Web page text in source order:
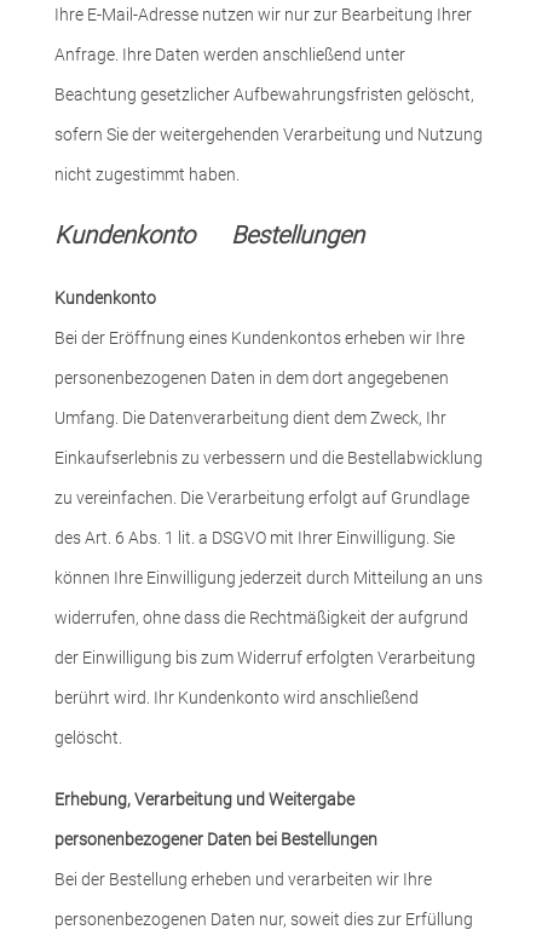
Ihre E-Mail-Adresse nutzen wir nur zur Bearbeitung Ihrer
Anfrage. Ihre Daten werden anschließend unter
Beachtung gesetzlicher Aufbewahrungsfristen gelöscht,
sofern Sie der weitergehenden Verarbeitung und Nutzung
nicht zugestimmt haben.
Kundenkonto Bestellungen
Kundenkonto
Bei der Eröffnung eines Kundenkontos erheben wir Ihre
personenbezogenen Daten in dem dort angegebenen
Umfang. Die Datenverarbeitung dient dem Zweck, Ihr
Einkaufserlebnis zu verbessern und die Bestellabwicklung
zu vereinfachen. Die Verarbeitung erfolgt auf Grundlage
des Art. 6 Abs. 1 lit. a DSGVO mit Ihrer Einwilligung. Sie
können Ihre Einwilligung jederzeit durch Mitteilung an uns
widerrufen, ohne dass die Rechtmäßigkeit der aufgrund
der Einwilligung bis zum Widerruf erfolgten Verarbeitung
berührt wird. Ihr Kundenkonto wird anschließend
gelöscht.
Erhebung, Verarbeitung und Weitergabe
personenbezogener Daten bei Bestellungen
Bei der Bestellung erheben und verarbeiten wir Ihre
personenbezogenen Daten nur, soweit dies zur Erfüllung